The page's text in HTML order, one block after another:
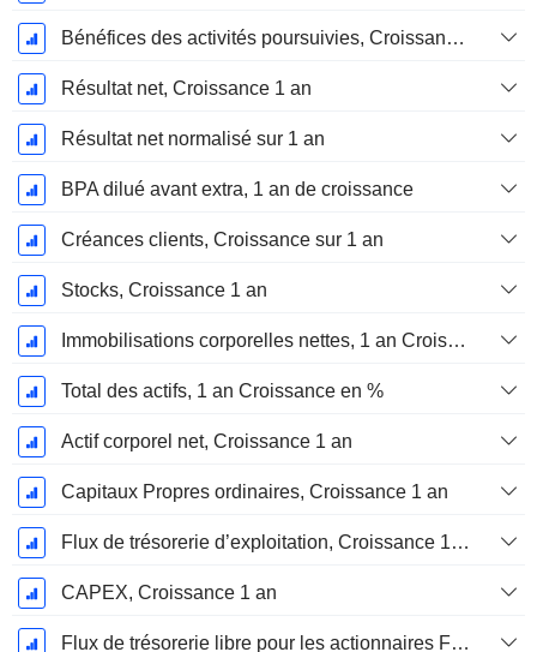
Bénéfices des activités poursuivies, Croissance 1 an
Résultat net, Croissance 1 an
Résultat net normalisé sur 1 an
BPA dilué avant extra, 1 an de croissance
Créances clients, Croissance sur 1 an
Stocks, Croissance 1 an
Immobilisations corporelles nettes, 1 an Croissance
Total des actifs, 1 an Croissance en %
Actif corporel net, Croissance 1 an
Capitaux Propres ordinaires, Croissance 1 an
Flux de trésorerie d’exploitation, Croissance 1 an
CAPEX, Croissance 1 an
Flux de trésorerie libre pour les actionnaires FCFE, Croissance 1 an